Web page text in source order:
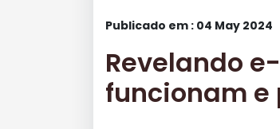
Publicado em : 04 May 2024
Revelando
funcionam e